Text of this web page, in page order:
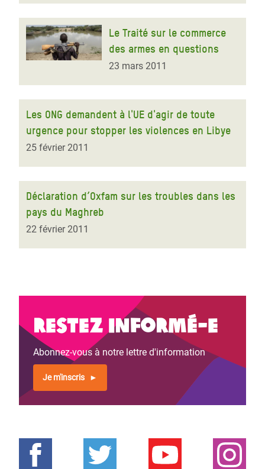
Le Traité sur le commerce
des armes en questions
23 mars 2011
Les ONG demandent à l'UE d'agir de toute
urgence pour stopper les violences en Libye
25 février 2011
Déclaration d’Oxfam sur les troubles dans les
pays du Maghreb
22 février 2011
Restez informé-e
Abonnez-vous à notre lettre d'information
Je m'inscris